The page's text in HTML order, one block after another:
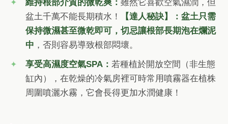
維持根部介質的微乾爽：雖然它喜歡空氣濕潤，但
盆土千萬不能長期積水！
【達人秘訣】：盆土只需
保持微濕甚至微乾即可，切忌讓根部長期泡在爛泥
中 ，否則容易導致根部悶壞。
享受高濕度空氣SPA： 若種植於開放空間（非生態
缸內），在乾燥的冷氣房裡可時常用噴霧器在植株
周圍噴灑水霧，它會長得更加水潤健康！